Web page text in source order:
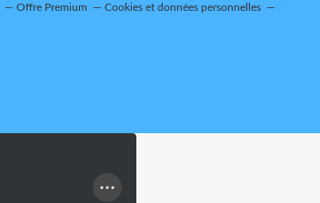
Offre Premium Cookies et données personnelles